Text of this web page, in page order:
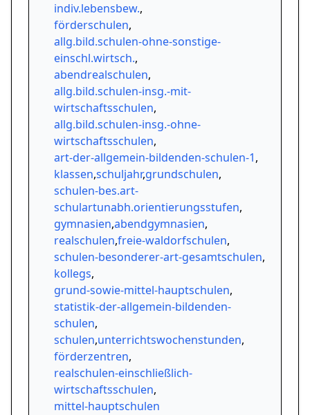
indiv.lebensbew.,
förderschulen,
allg.bild.schulen-ohne-sonstige-
einschl.wirtsch.,
abendrealschulen,
allg.bild.schulen-insg.-mit-
wirtschaftsschulen,
allg.bild.schulen-insg.-ohne-
wirtschaftsschulen,
art-der-allgemein-bildenden-schulen-1,
klassen,schuljahr,grundschulen,
schulen-bes.art-
schulartunabh.orientierungsstufen,
gymnasien,abendgymnasien,
realschulen,freie-waldorfschulen,
schulen-besonderer-art-gesamtschulen,
kollegs,
grund-sowie-mittel-hauptschulen,
statistik-der-allgemein-bildenden-
schulen,
schulen,unterrichtswochenstunden,
förderzentren,
realschulen-einschließlich-
wirtschaftsschulen,
mittel-hauptschulen